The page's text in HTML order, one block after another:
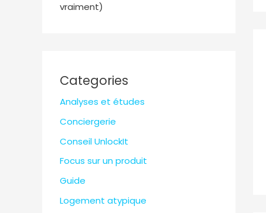
vraiment)
Categories
Analyses et études
Conciergerie
Conseil UnlockIt
Focus sur un produit
Guide
Logement atypique